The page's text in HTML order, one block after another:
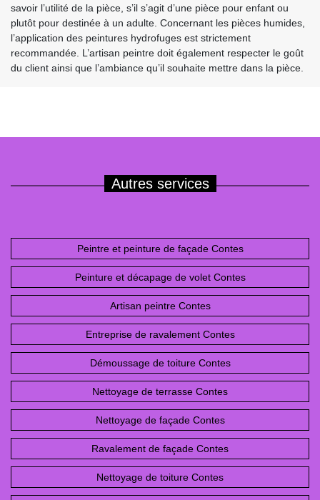
savoir l’utilité de la pièce, s’il s’agit d’une pièce pour enfant ou
plutôt pour destinée à un adulte. Concernant les pièces humides,
l’application des peintures hydrofuges est strictement
recommandée. L’artisan peintre doit également respecter le goût
du client ainsi que l’ambiance qu’il souhaite mettre dans la pièce.
Autres services
Peintre et peinture de façade Contes
Peinture et décapage de volet Contes
Artisan peintre Contes
Entreprise de ravalement Contes
Démoussage de toiture Contes
Nettoyage de terrasse Contes
Nettoyage de façade Contes
Ravalement de façade Contes
Nettoyage de toiture Contes